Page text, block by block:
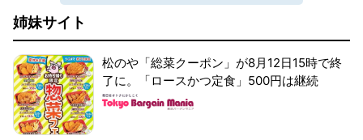
姉妹サイト
松のや「総菜クーポン」が8月12日15時で終
了に。「ロースかつ定食」500円は継続